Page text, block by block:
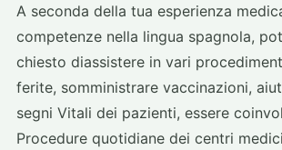
A seconda della tua esperienza
competenze nella lingua spagnola,
chiesto diassistere in vari
ferite, somministrare vaccinazioni,
segni Vitali dei pazienti, essere
Procedure quotidiane dei centri